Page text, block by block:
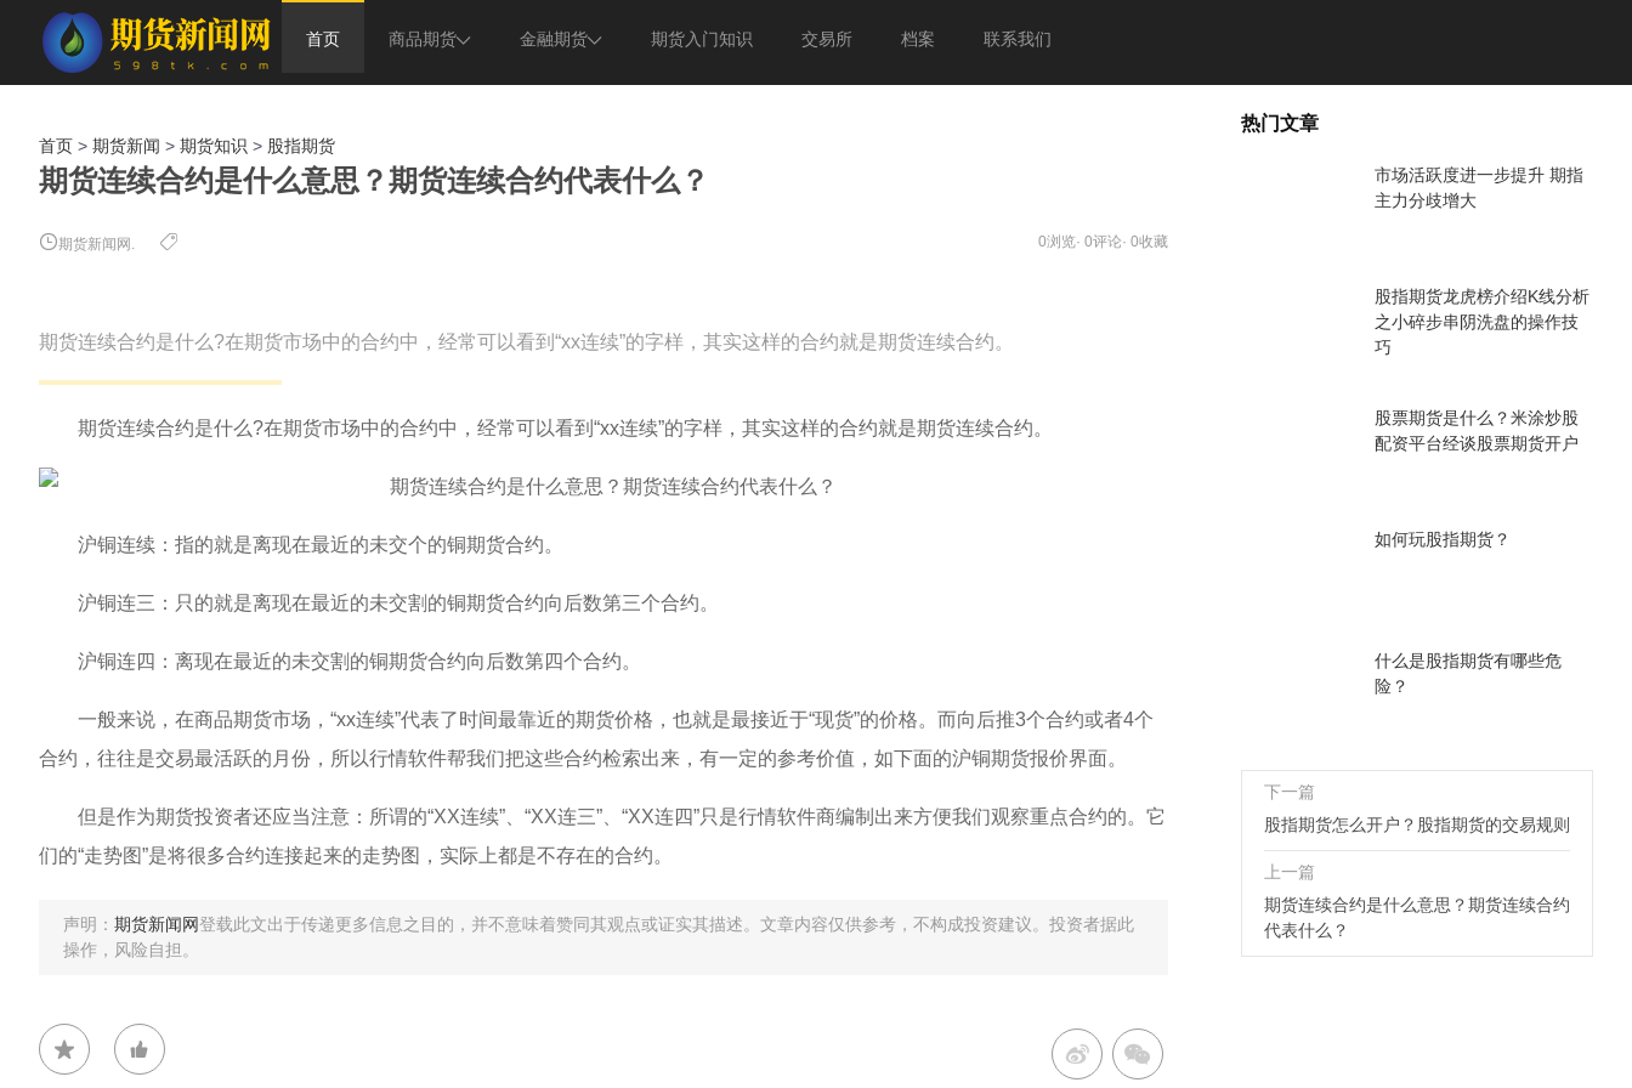
首页 商品期货
能源化工
金融期货 期货入门知识 交易所 档案 联系我们
首页 > 期货新闻 > 期货知识 > 股指期货
期货连续合约是什么意思？期货连续合约代表什么？
期货新闻网. 0浏览· 0评论· 0收藏
期货连续合约是什么?在期货市场中的合约中，经常可以看到“xx连续”的字样，其实这样的合约就是期货连续合约。
期货连续合约是什么?在期货市场中的合约中，经常可以看到“xx连续”的字样，其实这样的合约就是期货连续合约。
沪铜连续：指的就是离现在最近的未交个的铜期货合约。
沪铜连三：只的就是离现在最近的未交割的铜期货合约向后数第三个合约。
沪铜连四：离现在最近的未交割的铜期货合约向后数第四个合约。
一般来说，在商品期货市场，“xx连续”代表了时间最靠近的期货价格，也就是最接近于“现货”的价格。而向后推3个合约或者4个
合约，往往是交易最活跃的月份，所以行情软件帮我们把这些合约检索出来，有一定的参考价值，如下面的沪铜期货报价界面。
但是作为期货投资者还应当注意：所谓的“XX连续”、“XX连三”、“XX连四”只是行情软件商编制出来方便我们观察重点合约的。它
们的“走势图”是将很多合约连接起来的走势图，实际上都是不存在的合约。
声明： 期货新闻网登载此文出于传递更多信息之目的，并不意味着赞同其观点或证实其描述。文章内容仅供参考，不构成投资建议。投资者据此
操作，风险自担。
热门文章
市场活跃度进一步提升 期指
主力分歧增大
股指期货龙虎榜介绍K线分析
之小碎步串阴洗盘的操作技
巧
股票期货是什么？米涂炒股
配资平台经谈股票期货开户
如何玩股指期货？
什么是股指期货有哪些危
险？
下一篇
股指期货怎么开户？股指期货的交易规则
上一篇
期货连续合约是什么意思？期货连续合约
代表什么？